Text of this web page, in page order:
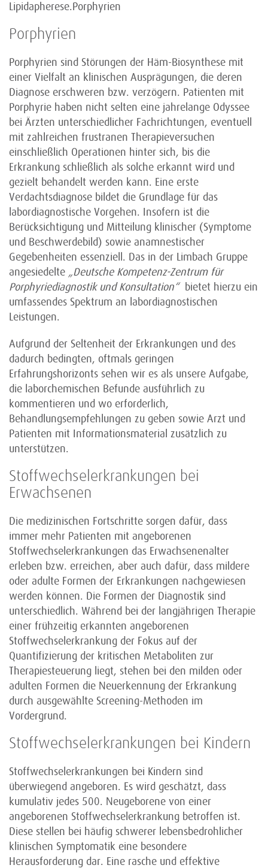
Lipidapherese.Porphyrien
Porphyrien
Porphyrien sind Störungen der Häm-Biosynthese mit
einer Vielfalt an klinischen Ausprägungen, die deren
Diagnose erschweren bzw. verzögern. Patienten mit
Porphyrie haben nicht selten eine jahrelange Odyssee
bei Ärzten unterschiedlicher Fachrichtungen, eventuell
mit zahlreichen frustranen Therapieversuchen
einschließlich Operationen hinter sich, bis die
Erkrankung schließlich als solche erkannt wird und
gezielt behandelt werden kann. Eine erste
Verdachtsdiagnose bildet die Grundlage für das
labordiagnostische Vorgehen. Insofern ist die
Berücksichtigung und Mitteilung klinischer (Symptome
und Beschwerdebild) sowie anamnestischer
Gegebenheiten essenziell. Das in der Limbach Gruppe
angesiedelte „Deutsche Kompetenz-Zentrum für
Porphyriediagnostik und Konsultation“bietet hierzu ein
umfassendes Spektrum an labordiagnostischen
Leistungen.
Aufgrund der Seltenheit der Erkrankungen und des
dadurch bedingten, oftmals geringen
Erfahrungshorizonts sehen wir es als unsere Aufgabe,
die laborchemischen Befunde ausführlich zu
kommentieren und wo erforderlich,
Behandlungsempfehlungen zu geben sowie Arzt und
Patienten mit Informationsmaterial zusätzlich zu
unterstützen.
Stoffwechselerkrankungen bei
Erwachsenen
Die medizinischen Fortschritte sorgen dafür, dass
immer mehr Patienten mit angeborenen
Stoffwechselerkrankungen das Erwachsenenalter
erleben bzw. erreichen, aber auch dafür, dass mildere
oder adulte Formen der Erkrankungen nachgewiesen
werden können. Die Formen der Diagnostik sind
unterschiedlich. Während bei der langjährigen Therapie
einer frühzeitig erkannten angeborenen
Stoffwechselerkrankung der Fokus auf der
Quantifizierung der kritischen Metaboliten zur
Therapiesteuerung liegt, stehen bei den milden oder
adulten Formen die Neuerkennung der Erkrankung
durch ausgewählte Screening-Methoden im
Vordergrund.
Stoffwechselerkrankungen bei Kindern
Stoffwechselerkrankungen bei Kindern sind
überwiegend angeboren. Es wird geschätzt, dass
kumulativ jedes 500. Neugeborene von einer
angeborenen Stoffwechselerkrankung betroffen ist.
Diese stellen bei häufig schwerer lebensbedrohlicher
klinischen Symptomatik eine besondere
Herausforderung dar. Eine rasche und effektive